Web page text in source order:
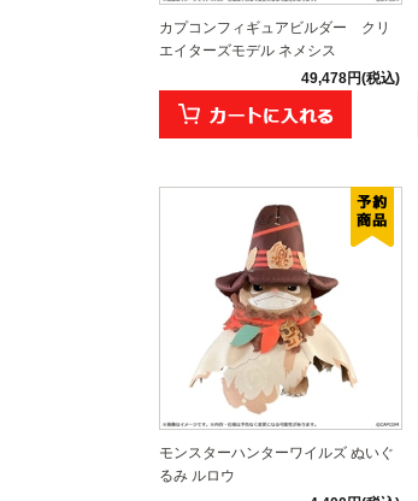
カプコンフィギュアビルダー クリ
エイターズモデル ネメシス
49,478円(税込)
モンスターハンターワイルズ ぬいぐ
るみ ルロウ